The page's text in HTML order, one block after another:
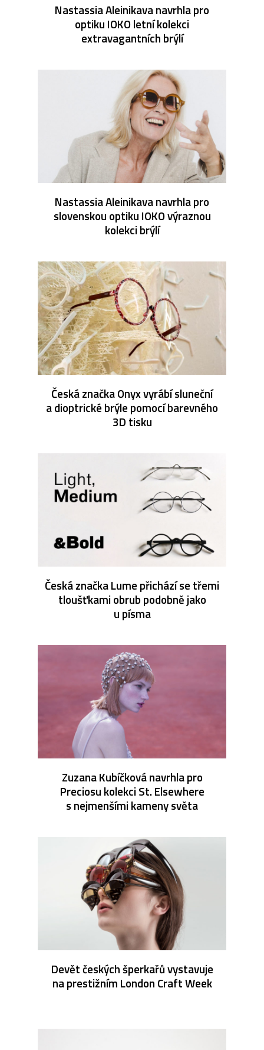
Nastassia Aleinikava navrhla pro
optiku IOKO letní kolekci
extravagantních brýlí
Nastassia Aleinikava navrhla pro
slovenskou optiku IOKO výraznou
kolekci brýlí
Česká značka Onyx vyrábí sluneční
a dioptrické brýle pomocí barevného
3D tisku
Česká značka Lume přichází se třemi
tloušťkami obrub podobně jako
u písma
Zuzana Kubíčková navrhla pro
Preciosu kolekci St. Elsewhere
s nejmenšími kameny světa
Devět českých šperkařů vystavuje
na prestižním London Craft Week